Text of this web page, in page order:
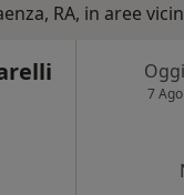
RA, in aree
Oggi
7 Ago